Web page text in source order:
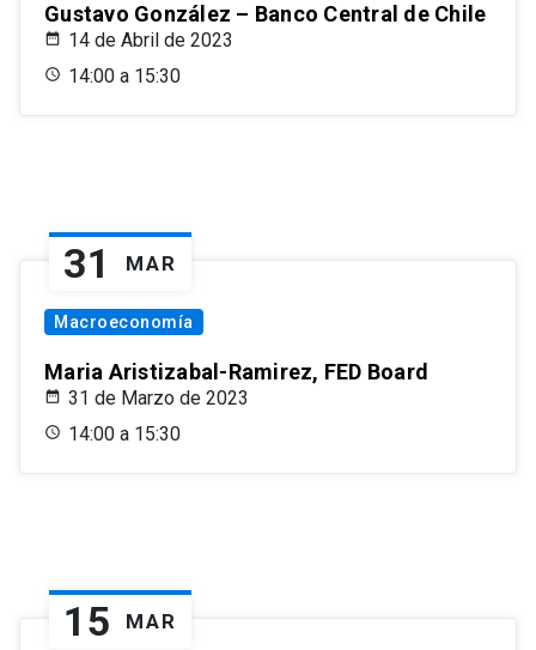
Gustavo González – Banco Central de Chile
14 de Abril de 2023
14:00 a 15:30
31 MAR
Macroeconomía
Maria Aristizabal-Ramirez, FED Board
31 de Marzo de 2023
14:00 a 15:30
15 MAR